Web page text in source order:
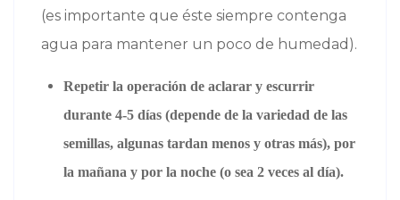
(es importante que éste siempre contenga
agua para mantener un poco de humedad).
Repetir la operación de aclarar y escurrir
durante 4-5 días (depende de la variedad de las
semillas, algunas tardan menos y otras más), por
la mañana y por la noche (o sea 2 veces al día).